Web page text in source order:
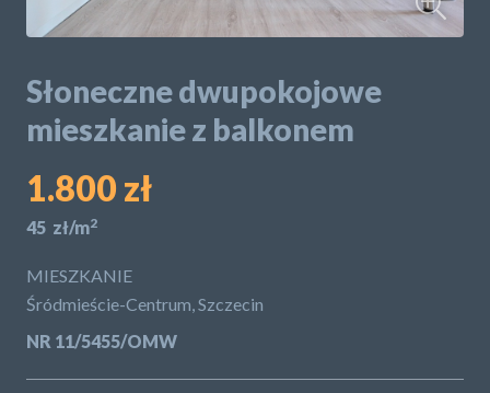
KONTAKT
Słoneczne dwupokojowe
mieszkanie z balkonem
1.800 zł
45 zł/m2
MIESZKANIE
Śródmieście-Centrum, Szczecin
NR 11/5455/OMW